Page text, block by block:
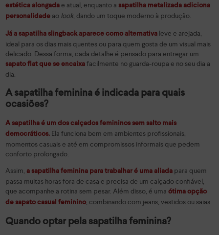
estética alongada e atual, enquanto a sapatilha metalizada adiciona
personalidade ao look, dando um toque moderno à produção.
Já a sapatilha slingback aparece como alternativa leve e arejada,
ideal para os dias mais quentes ou para quem gosta de um visual mais
delicado. Dessa forma, cada detalhe é pensado para entregar um
sapato flat que se encaixa facilmente no guarda-roupa e no seu dia a
dia.
A sapatilha feminina é indicada para quais
ocasiões?
A sapatilha é um dos calçados femininos sem salto mais
democráticos. Ela funciona bem em ambientes profissionais,
momentos casuais e até em compromissos informais que pedem
conforto prolongado.
Assim,a sapatilha feminina para trabalhar é uma aliada para quem
passa muitas horas fora de casa e precisa de um calçado confiável,
que acompanhe a rotina sem pesar. Além disso, é umaótima opção
de sapato casual feminino, combinando com jeans, vestidos ou saias.
Quando optar pela sapatilha feminina?